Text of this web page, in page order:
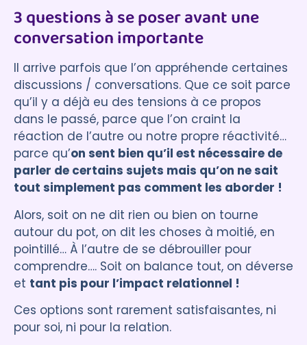
3 questions à se poser avant une
conversation importante
Il arrive parfois que l’on appréhende certaines
discussions / conversations. Que ce soit parce
qu’il y a déjà eu des tensions à ce propos
dans le passé, parce que l’on craint la
réaction de l’autre ou notre propre réactivité…
parce qu’on sent bien qu’il est nécessaire de
parler de certains sujets mais qu’on ne sait
tout simplement pas comment les aborder !
Alors, soit on ne dit rien ou bien on tourne
autour du pot, on dit les choses à moitié, en
pointillé… À l’autre de se débrouiller pour
comprendre…. Soit on balance tout, on déverse
et tant pis pour l’impact relationnel !
Ces options sont rarement satisfaisantes, ni
pour soi, ni pour la relation.